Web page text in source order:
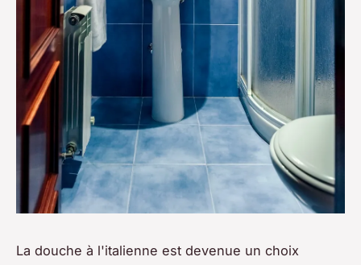
La douche à l'italienne est devenue un choix